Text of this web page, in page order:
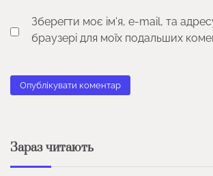
Зберегти моє ім'я, e-mail, та
браузері для моїх подальших
Зараз читають